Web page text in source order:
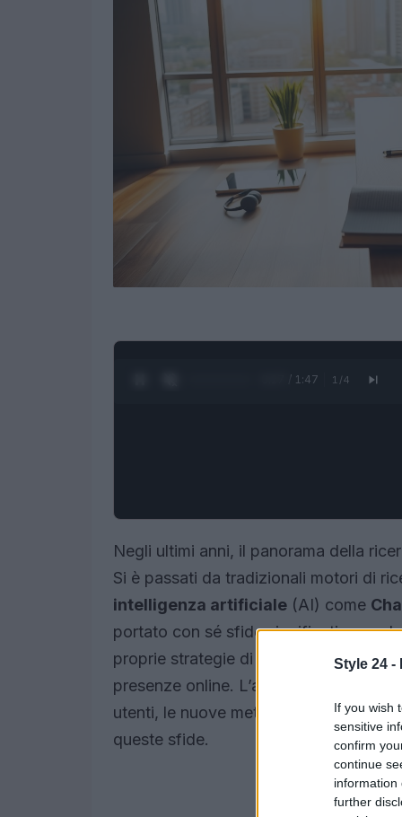
Style 24 -
If you wish
sensitive
confirm
continue
information
further
0:28 / 1:47 1 /4
Negli ultimi anni, il panorama della
Si è passati da tradizionali motori di
intelligenza artificiale (AI) come
portato con sé sfide significative per
proprie strategie di
ottimizzazioneper
presenze online. L’articolo analizza i
utenti, le nuove metriche da
queste sfide.